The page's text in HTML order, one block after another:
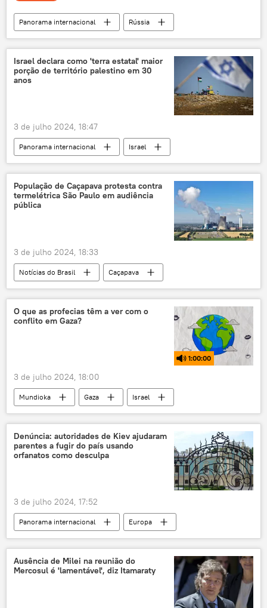
Panorama internacional
Rússia
Economia
Brasil
Mundo
Europa
dólar
Michel Temer
Jair Bolsonaro
Estados Unidos
Sputnik
BRICS
Mercosul
Fernando Henrique Cardoso
Dilma Rousseff
Israel declara como 'terra estatal' maior
porção de território palestino em 30
anos
3 de julho 2024, 18:47
Panorama internacional
Israel
Cisjordânia
Faixa de Gaza
Autoridade Palestina
Peace Now
Palestina
Autoridade Nacional Palestina
fronteiras
conflito israelo-palestino
População de Caçapava protesta contra
termelétrica São Paulo em audiência
pública
3 de julho 2024, 18:33
Notícias do Brasil
Caçapava
São Paulo
Vale do Paraíba
protestos
audiência pública
gases de efeito estufa
O que as profecias têm a ver com o
conflito em Gaza?
1:00:00
3 de julho 2024, 18:00
Mundioka Gaza
Israel
Palestina
religião
judaísmo
islamismo
rádio podcast
Denúncia: autoridades de Kiev ajudaram
parentes a fugir do país usando
orfanatos como desculpa
3 de julho 2024, 17:52
Panorama internacional
Europa
Rússia
Vladimir Zelensky
Ucrânia
Kiev
Suprema Rada
conflito ucraniano
mobilização
Ausência de Milei na reunião do
Mercosul é 'lamentável', diz Itamaraty